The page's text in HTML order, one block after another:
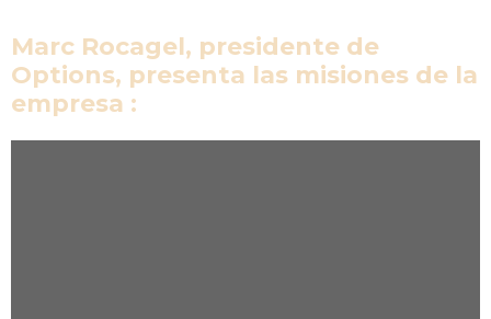
Marc Rocagel, presidente de
Options, presenta las misiones de la
empresa :